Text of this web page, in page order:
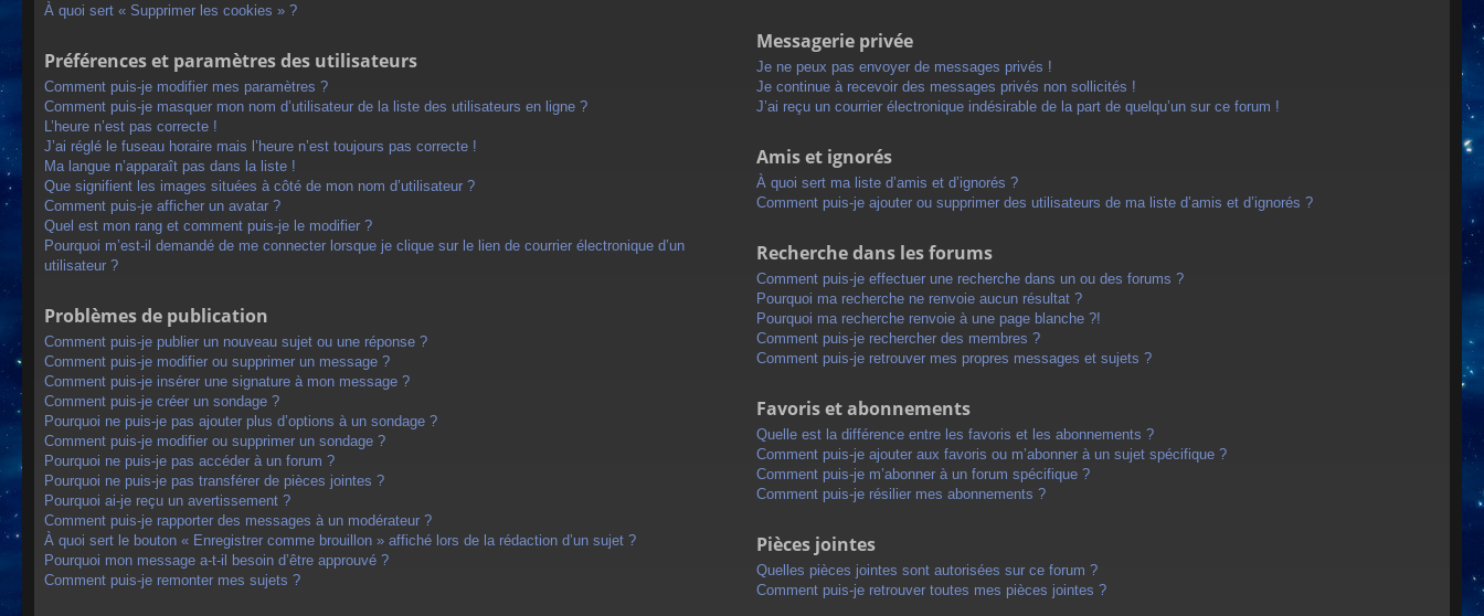
À quoi sert « Supprimer les cookies » ?
Préférences et paramètres des utilisateurs
Comment puis-je modifier mes paramètres ?
Comment puis-je masquer mon nom d’utilisateur de la liste des utilisateurs en ligne ?
L’heure n’est pas correcte !
J’ai réglé le fuseau horaire mais l’heure n’est toujours pas correcte !
Ma langue n’apparaît pas dans la liste !
Que signifient les images situées à côté de mon nom d’utilisateur ?
Comment puis-je afficher un avatar ?
Quel est mon rang et comment puis-je le modifier ?
Pourquoi m’est-il demandé de me connecter lorsque je clique sur le lien de courrier électronique d’un
utilisateur ?
Problèmes de publication
Comment puis-je publier un nouveau sujet ou une réponse ?
Comment puis-je modifier ou supprimer un message ?
Comment puis-je insérer une signature à mon message ?
Comment puis-je créer un sondage ?
Pourquoi ne puis-je pas ajouter plus d’options à un sondage ?
Comment puis-je modifier ou supprimer un sondage ?
Pourquoi ne puis-je pas accéder à un forum ?
Pourquoi ne puis-je pas transférer de pièces jointes ?
Pourquoi ai-je reçu un avertissement ?
Comment puis-je rapporter des messages à un modérateur ?
À quoi sert le bouton « Enregistrer comme brouillon » affiché lors de la rédaction d’un sujet ?
Pourquoi mon message a-t-il besoin d’être approuvé ?
Comment puis-je remonter mes sujets ?
Messagerie privée
Je ne peux pas envoyer de messages privés !
Je continue à recevoir des messages privés non sollicités !
J’ai reçu un courrier électronique indésirable de la part de quelqu’un sur ce forum !
Amis et ignorés
À quoi sert ma liste d’amis et d’ignorés ?
Comment puis-je ajouter ou supprimer des utilisateurs de ma liste d’amis et d’ignorés ?
Recherche dans les forums
Comment puis-je effectuer une recherche dans un ou des forums ?
Pourquoi ma recherche ne renvoie aucun résultat ?
Pourquoi ma recherche renvoie à une page blanche ?!
Comment puis-je rechercher des membres ?
Comment puis-je retrouver mes propres messages et sujets ?
Favoris et abonnements
Quelle est la différence entre les favoris et les abonnements ?
Comment puis-je ajouter aux favoris ou m’abonner à un sujet spécifique ?
Comment puis-je m’abonner à un forum spécifique ?
Comment puis-je résilier mes abonnements ?
Pièces jointes
Quelles pièces jointes sont autorisées sur ce forum ?
Comment puis-je retrouver toutes mes pièces jointes ?